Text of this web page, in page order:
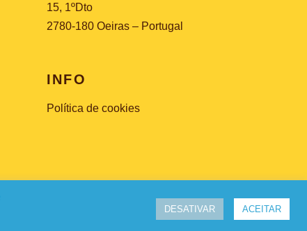
15, 1ºDto
2780-180 Oeiras – Portugal
INFO
Política de cookies
DESATIVAR ACEITAR